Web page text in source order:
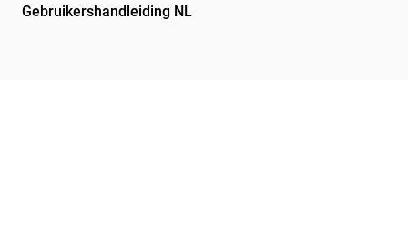
Gebruikershandleiding NL